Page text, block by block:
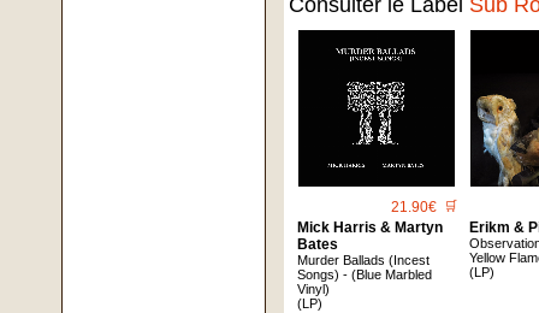
Consulter le Label Sub
21.90€ 🛒
Mick Harris & Martyn
Bates
Murder Ballads (Incest
Songs) - (Blue Marbled
Vinyl)
(LP)
Erikm &
Yellow
(LP)